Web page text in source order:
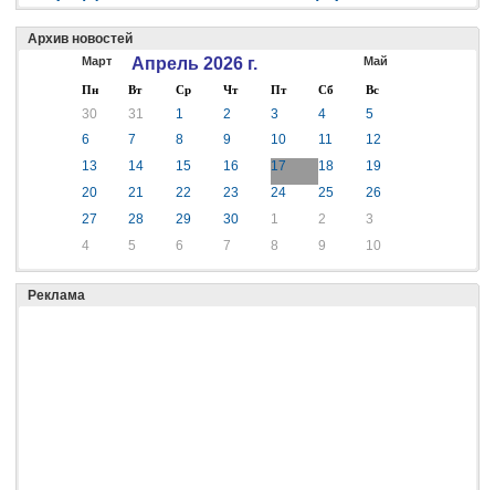
Архив новостей
Март Апрель 2026 г. Май
Пн Вт Ср Чт Пт Сб Вс
30 31 1 2 3 4
5
6
7 8 9 10 11
12
13
14 15 16 17 18
19
20
21 22 23 24 25
26
27
28 29 30 1 2
3
4
5 6 7 8 9 10
Реклама